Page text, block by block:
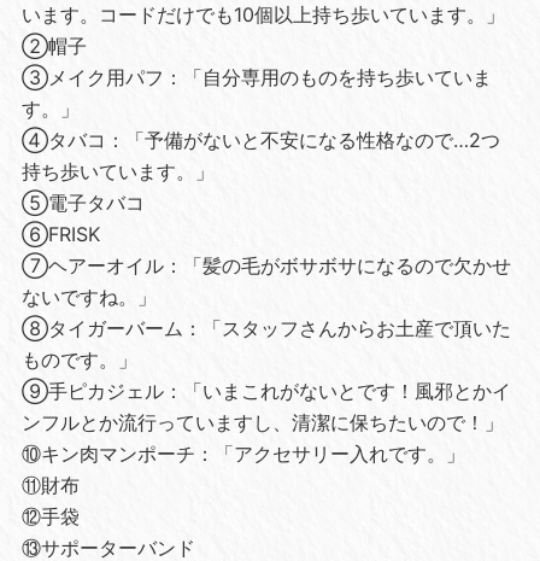
います。コードだけでも10個以上持ち歩いています。」
②帽子
③メイク用パフ：「自分専用のものを持ち歩いていま
す。」
④タバコ：「予備がないと不安になる性格なので…2つ
持ち歩いています。」
⑤電子タバコ
⑥FRISK
⑦ヘアーオイル：「髪の毛がボサボサになるので欠かせ
ないですね。」
⑧タイガーバーム：「スタッフさんからお土産で頂いた
ものです。」
⑨手ピカジェル：「いまこれがないとです！風邪とかイ
ンフルとか流行っていますし、清潔に保ちたいので！」
⑩キン肉マンポーチ：「アクセサリー入れです。」
⑪財布
⑫手袋
⑬サポーターバンド